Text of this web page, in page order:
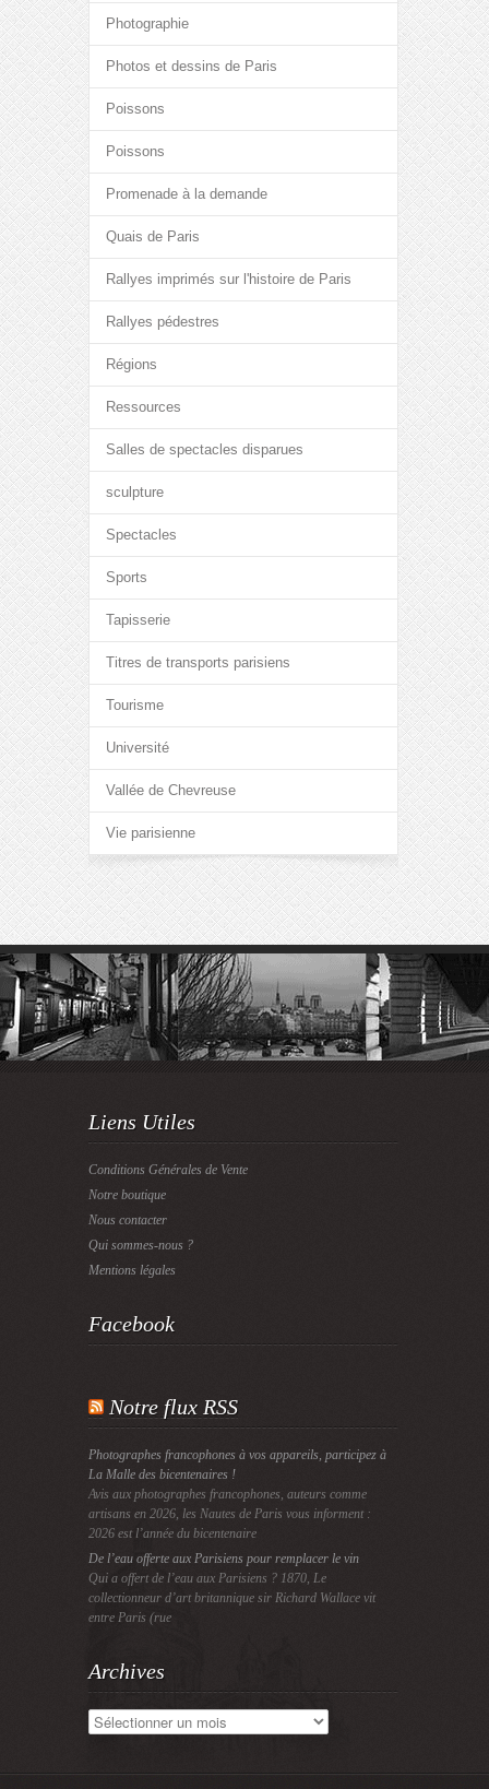
Photographie
Photos et dessins de Paris
Poissons
Poissons
Promenade à la demande
Quais de Paris
Rallyes imprimés sur l'histoire de Paris
Rallyes pédestres
Régions
Ressources
Salles de spectacles disparues
sculpture
Spectacles
Sports
Tapisserie
Titres de transports parisiens
Tourisme
Université
Vallée de Chevreuse
Vie parisienne
Liens Utiles
Conditions Générales de Vente
Notre boutique
Nous contacter
Qui sommes-nous ?
Mentions légales
Facebook
Notre flux RSS
Photographes francophones à vos appareils, participez à
La Malle des bicentenaires !
Avis aux photographes francophones, auteurs comme
artisans en 2026, les Nautes de Paris vous informent :
2026 est l’année du bicentenaire
De l’eau offerte aux Parisiens pour remplacer le vin
Qui a offert de l’eau aux Parisiens ? 1870, Le
collectionneur d’art britannique sir Richard Wallace vit
entre Paris (rue
Archives
Archives